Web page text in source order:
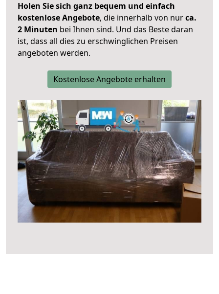
Holen Sie sich ganz bequem und einfach
kostenlose Angebote, die innerhalb von nurca.
2 Minuten bei Ihnen sind. Und das Beste daran
ist, dass all dies zu erschwinglichen Preisen
angeboten werden.
Kostenlose Angebote erhalten